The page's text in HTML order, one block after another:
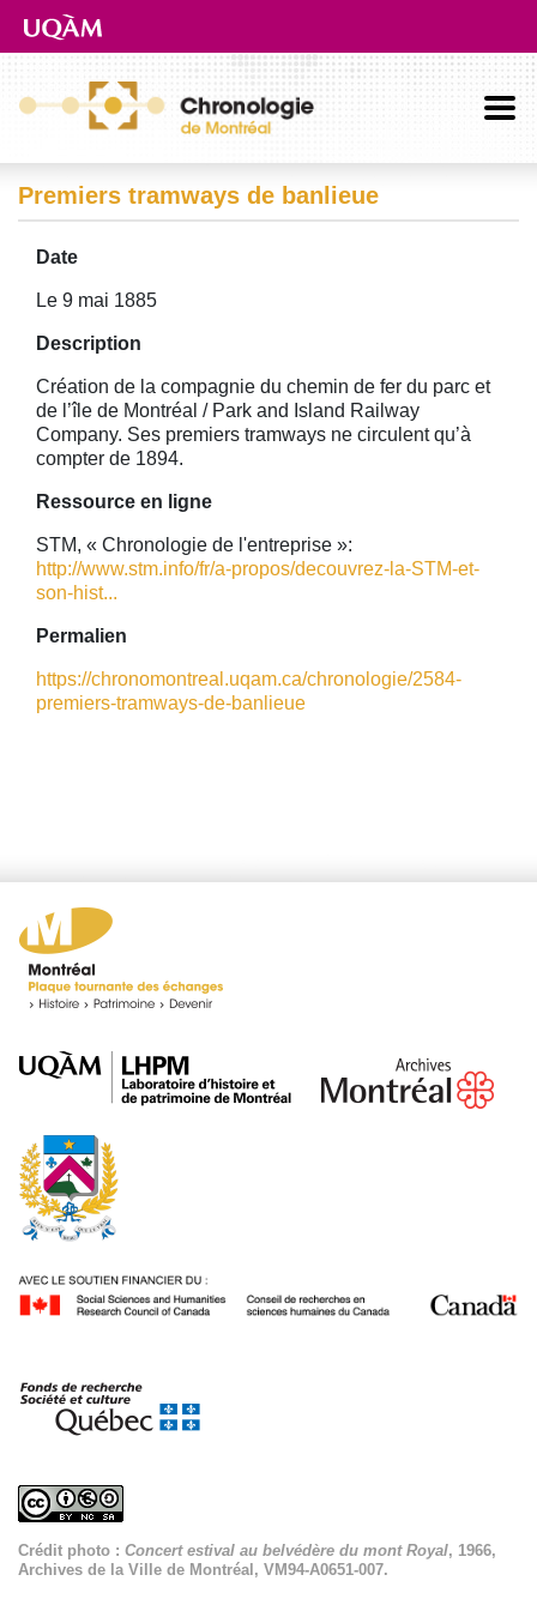
Aller directement au contenu principal
Premiers tramways de banlieue
Date
Le 9 mai 1885
Description
Création de la compagnie du chemin de fer du parc et
de l’île de Montréal / Park and Island Railway
Company. Ses premiers tramways ne circulent qu’à
compter de 1894.
Ressource en ligne
STM, « Chronologie de l'entreprise »:
http://www.stm.info/fr/a-propos/decouvrez-la-STM-et-
son-hist...
Permalien
https://chronomontreal.uqam.ca/chronologie/2584-
premiers-tramways-de-banlieue
Crédit photo : Concert estival au belvédère du mont Royal, 1966,
Archives de la Ville de Montréal, VM94-A0651-007.